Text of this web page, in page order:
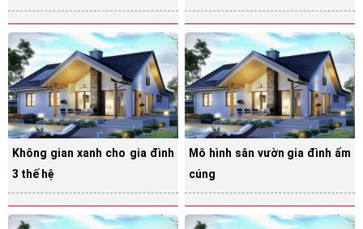
Không gian xanh cho gia đình
3 thế hệ
Mô hình sân vườn gia đình ấm
cúng